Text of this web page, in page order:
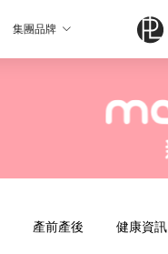
集團品牌
產前產後 健康資訊